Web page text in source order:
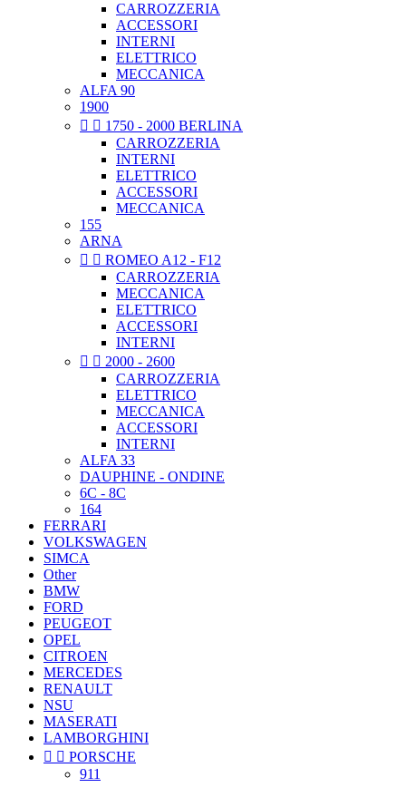
CARROZZERIA
ACCESSORI
INTERNI
ELETTRICO
MECCANICA
ALFA 90
1900
  1750 - 2000 BERLINA
CARROZZERIA
INTERNI
ELETTRICO
ACCESSORI
MECCANICA
155
ARNA
  ROMEO A12 - F12
CARROZZERIA
MECCANICA
ELETTRICO
ACCESSORI
INTERNI
  2000 - 2600
CARROZZERIA
ELETTRICO
MECCANICA
ACCESSORI
INTERNI
ALFA 33
DAUPHINE - ONDINE
6C - 8C
164
FERRARI
VOLKSWAGEN
SIMCA
Other
BMW
FORD
PEUGEOT
OPEL
CITROEN
MERCEDES
RENAULT
NSU
MASERATI
LAMBORGHINI
  PORSCHE
911